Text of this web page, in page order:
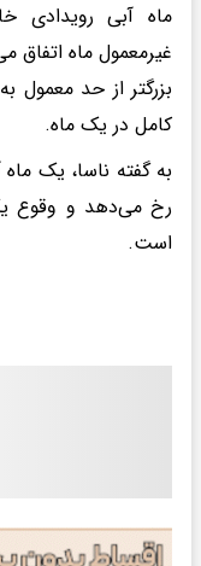
ماه آبی رویدادی
کامل در یک ماه.
رخ می‌دهد و وقوع
است.